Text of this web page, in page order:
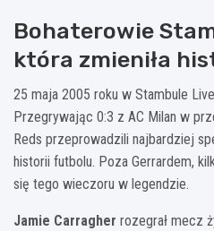
Bohaterowie
która zmieniła
25 maja 2005 roku w Stambule
Przegrywając 0:3 z AC Milan w
Reds przeprowadzili najbardziej
historii futbolu. Poza Gerrardem,
się tego wieczoru w legendzie.
Jamie Carragher rozegrał mecz